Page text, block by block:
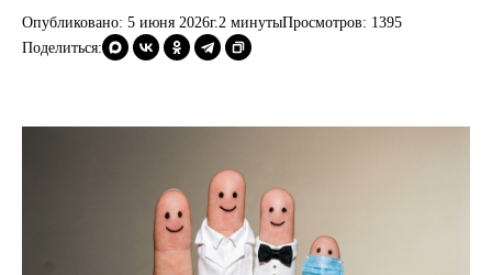
Опубликовано: 5 июня 2026г.2 минутыПросмотров: 1395
Поделиться: